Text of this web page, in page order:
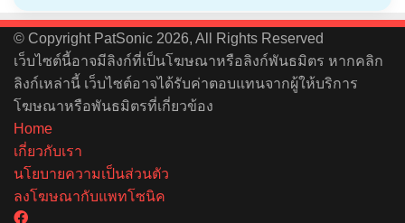
© Copyright PatSonic 2026, All Rights Reserved
เว็บไซต์นี้อาจมีลิงก์ที่เป็นโฆษณาหรือลิงก์พันธมิตร หากคลิก
ลิงก์เหล่านี้ เว็บไซต์อาจได้รับค่าตอบแทนจากผู้ให้บริการ
โฆษณาหรือพันธมิตรที่เกี่ยวข้อง
Home
เกี่ยวกับเรา
นโยบายความเป็นส่วนตัว
ลงโฆษณากับแพทโซนิค